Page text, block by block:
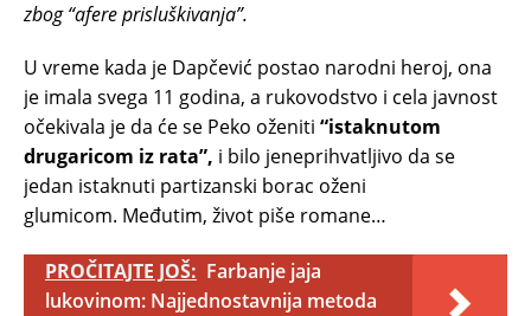
zbog “afere prisluškivanja”.
U vreme kada je Dapčević postao narodni heroj, ona
je imala svega 11 godina, a rukovodstvo i cela javnost
očekivala je da će se Peko oženiti “istaknutom
drugaricom iz rata”, i bilo jeneprihvatljivo da se
jedan istaknuti partizanski borac oženi
glumicom. Međutim, život piše romane…
PROČITAJTE JOŠ: Farbanje jaja
lukovinom: Najjednostavnija metoda